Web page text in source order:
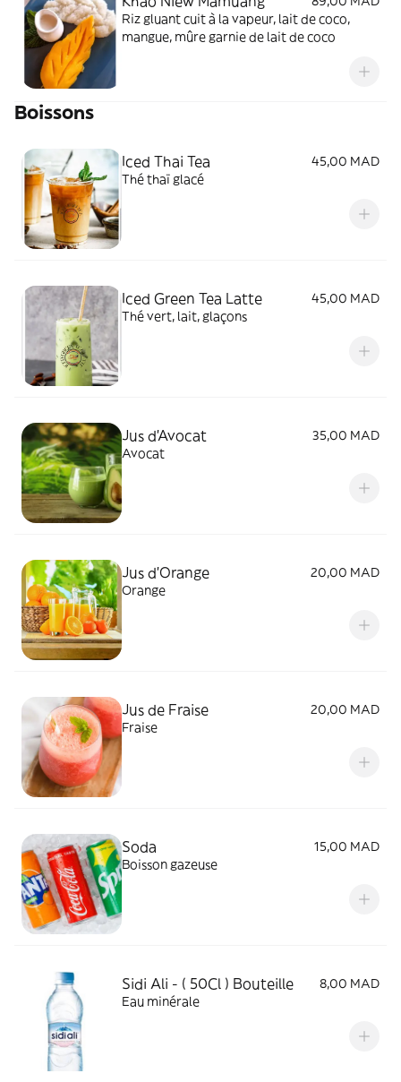
Riz gluant cuit à la vapeur, lait de coco,
mangue, mûre garnie de lait de coco
Boissons
Iced Thai Tea
45,00 MAD
Thé thaï glacé
Iced Green Tea Latte
45,00 MAD
Thé vert, lait, glaçons
Jus d'Avocat
35,00 MAD
Avocat
Jus d'Orange
20,00 MAD
Orange
Jus de Fraise
20,00 MAD
Fraise
Soda
15,00 MAD
Boisson gazeuse
Sidi Ali - ( 50Cl ) Bouteille
8,00 MAD
Eau minérale